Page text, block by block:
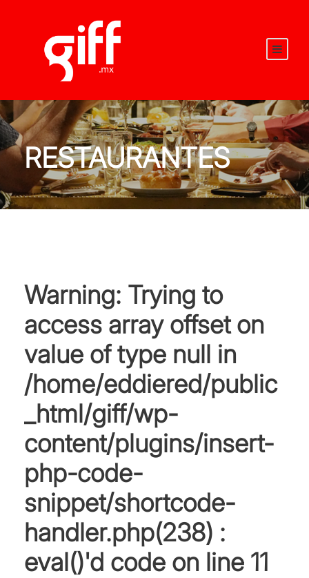
RESTAURANTES
Warning: Trying to
access array offset on
value of type null in
/home/eddiered/public
_html/giff/wp-
content/plugins/insert-
php-code-
snippet/shortcode-
handler.php(238) :
eval()'d code on line 11